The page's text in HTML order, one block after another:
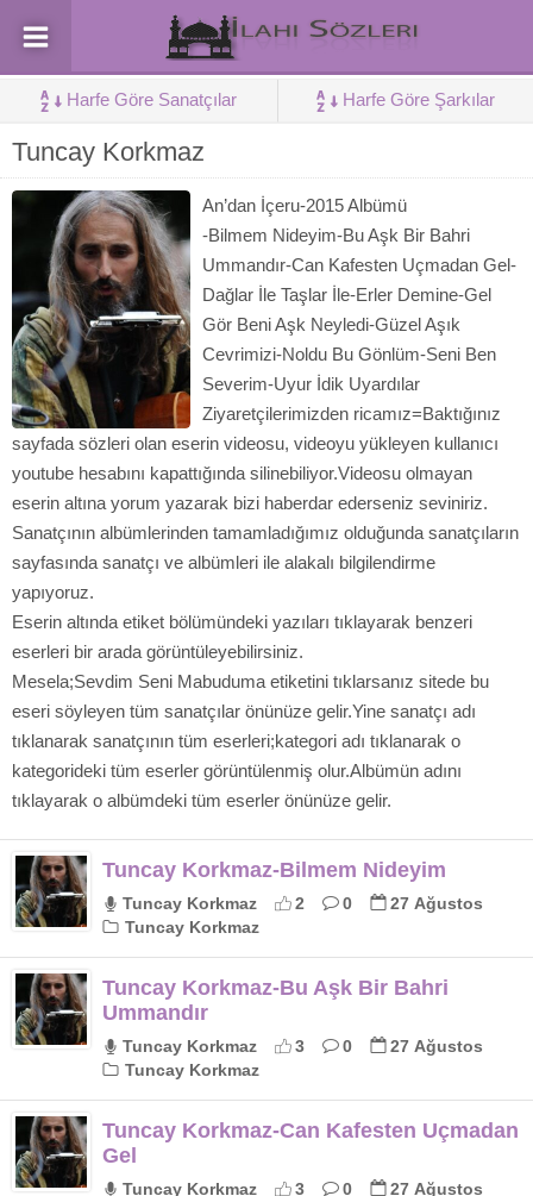
Harfe Göre Sanatçılar Harfe Göre Şarkılar
Tuncay Korkmaz
An’dan İçeru-2015 Albümü
-Bilmem Nideyim-Bu Aşk Bir Bahri
Ummandır-Can Kafesten Uçmadan Gel-
Dağlar İle Taşlar İle-Erler Demine-Gel
Gör Beni Aşk Neyledi-Güzel Aşık
Cevrimizi-Noldu Bu Gönlüm-Seni Ben
Severim-Uyur İdik Uyardılar
Ziyaretçilerimizden ricamız=Baktığınız
sayfada sözleri olan eserin videosu, videoyu yükleyen kullanıcı
youtube hesabını kapattığında silinebiliyor.Videosu olmayan
eserin altına yorum yazarak bizi haberdar ederseniz seviniriz.
Sanatçının albümlerinden tamamladığımız olduğunda sanatçıların
sayfasında sanatçı ve albümleri ile alakalı bilgilendirme
yapıyoruz.
Eserin altında etiket bölümündeki yazıları tıklayarak benzeri
eserleri bir arada görüntüleyebilirsiniz.
Mesela;Sevdim Seni Mabuduma etiketini tıklarsanız sitede bu
eseri söyleyen tüm sanatçılar önünüze gelir.Yine sanatçı adı
tıklanarak sanatçının tüm eserleri;kategori adı tıklanarak o
kategorideki tüm eserler görüntülenmiş olur.Albümün adını
tıklayarak o albümdeki tüm eserler önünüze gelir.
Tuncay Korkmaz-Bilmem Nideyim
Tuncay Korkmaz 2 0
27 Ağustos
Tuncay Korkmaz
Tuncay Korkmaz-Bu Aşk Bir Bahri
Ummandır
Tuncay Korkmaz 3 0
27 Ağustos
Tuncay Korkmaz
Tuncay Korkmaz-Can Kafesten Uçmadan
Gel
Tuncay Korkmaz 3 0
27 Ağustos